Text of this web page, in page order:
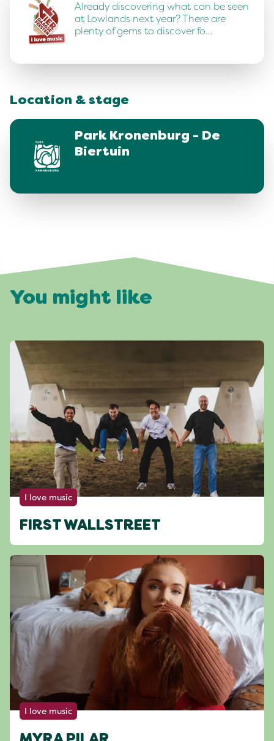
Already discovering what can be seen
at Lowlands next year? There are
plenty of gems to discover fo…
Location & stage
Park Kronenburg - De
Biertuin
You might like
I love music
FIRST WALLSTREET
I love music